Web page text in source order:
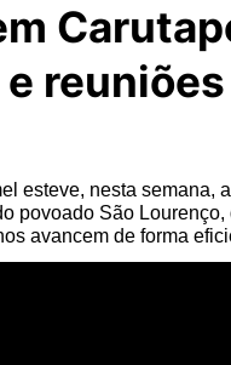
reuniões
esteve, nesta semana,
povoado São
avancem de forma